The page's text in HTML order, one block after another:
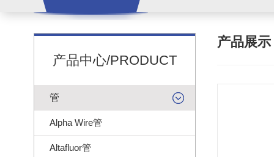
产品中心/PRODUCT
管
Alpha Wire管
Altafluor管
产品展示